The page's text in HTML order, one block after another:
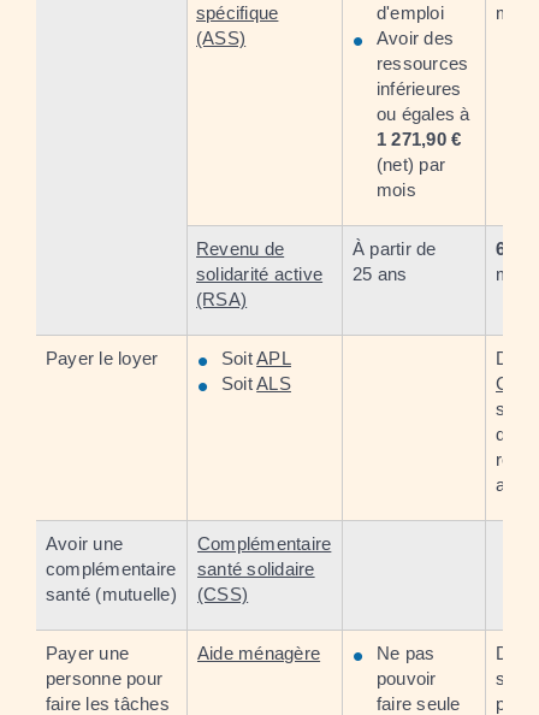
spécifique
(ASS)
d'emploi
Avoir des
ressources
inférieures
ou égales à
1 271,90 €
(net) par
mois
mois
Revenu de
solidarité active
(RSA)
À partir de
25 ans
mois
Payer le loyer SoitAPL
SoitALS
Caf
si
Avoir une
complémentaire
santé (mutuelle)
Complémentaire
santé solidaire
(CSS)
Payer une
personne pour
faire les tâches
Aide ménagère
Ne pas
pouvoir
faire seule